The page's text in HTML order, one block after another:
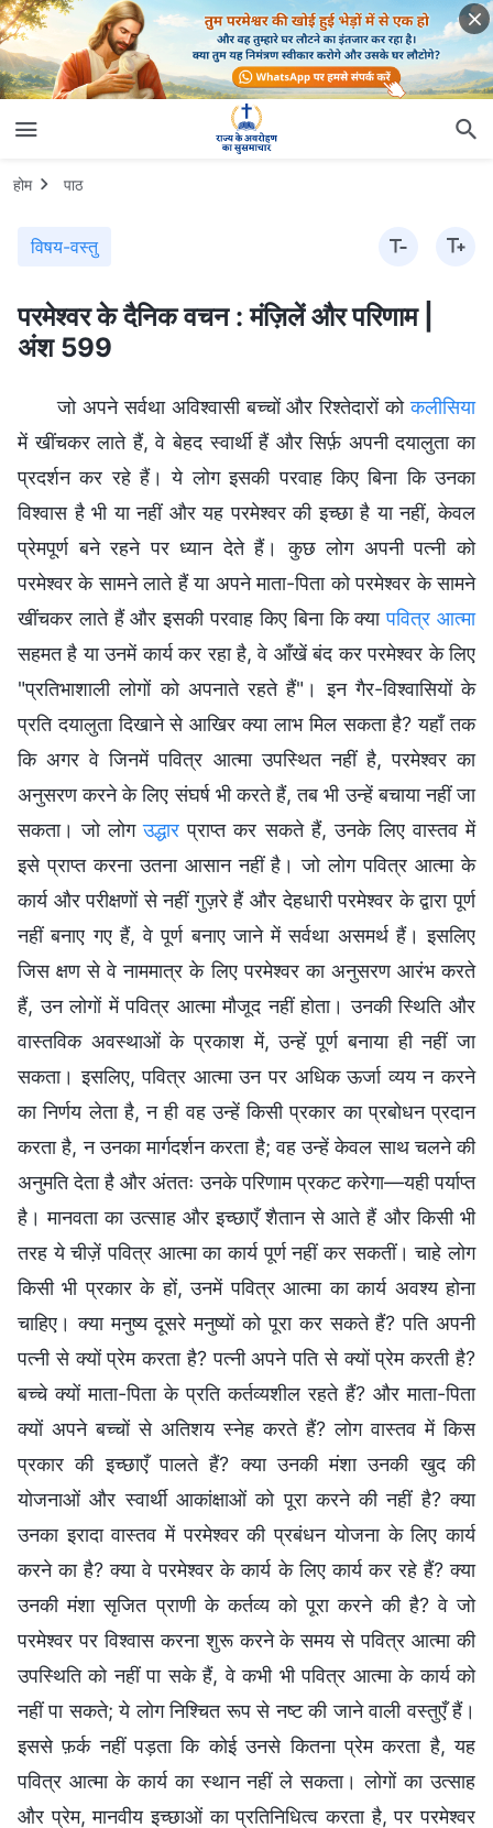
होम पाठ
विषय-वस्तु
परमेश्वर के दैनिक वचन : मंज़िलें और परिणाम |
अंश 599
जो अपने सर्वथा अविश्वासी बच्चों और रिश्तेदारों कोकलीसिया
में खींचकर लाते हैं, वे बेहद स्वार्थी हैं और सिर्फ़ अपनी दयालुता का
प्रदर्शन कर रहे हैं। ये लोग इसकी परवाह किए बिना कि उनका
विश्वास है भी या नहीं और यह परमेश्वर की इच्छा है या नहीं, केवल
प्रेमपूर्ण बने रहने पर ध्यान देते हैं। कुछ लोग अपनी पत्नी को
परमेश्वर के सामने लाते हैं या अपने माता-पिता को परमेश्वर के सामने
खींचकर लाते हैं और इसकी परवाह किए बिना कि क्यापवित्र आत्मा
सहमत है या उनमें कार्य कर रहा है, वे आँखें बंद कर परमेश्वर के लिए
"प्रतिभाशाली लोगों को अपनाते रहते हैं"। इन गैर-विश्वासियों के
प्रति दयालुता दिखाने से आखिर क्या लाभ मिल सकता है? यहाँ तक
कि अगर वे जिनमें पवित्र आत्मा उपस्थित नहीं है, परमेश्वर का
अनुसरण करने के लिए संघर्ष भी करते हैं, तब भी उन्हें बचाया नहीं जा
सकता। जो लोगउद्धार प्राप्त कर सकते हैं, उनके लिए वास्तव में
इसे प्राप्त करना उतना आसान नहीं है। जो लोग पवित्र आत्मा के
कार्य और परीक्षणों से नहीं गुज़रे हैं और देहधारी परमेश्वर के द्वारा पूर्ण
नहीं बनाए गए हैं, वे पूर्ण बनाए जाने में सर्वथा असमर्थ हैं। इसलिए
जिस क्षण से वे नाममात्र के लिए परमेश्वर का अनुसरण आरंभ करते
हैं, उन लोगों में पवित्र आत्मा मौजूद नहीं होता। उनकी स्थिति और
वास्तविक अवस्थाओं के प्रकाश में, उन्हें पूर्ण बनाया ही नहीं जा
सकता। इसलिए, पवित्र आत्मा उन पर अधिक ऊर्जा व्यय न करने
का निर्णय लेता है, न ही वह उन्हें किसी प्रकार का प्रबोधन प्रदान
करता है, न उनका मार्गदर्शन करता है; वह उन्हें केवल साथ चलने की
अनुमति देता है और अंततः उनके परिणाम प्रकट करेगा—यही पर्याप्त
है। मानवता का उत्साह और इच्छाएँ शैतान से आते हैं और किसी भी
तरह ये चीज़ें पवित्र आत्मा का कार्य पूर्ण नहीं कर सकतीं। चाहे लोग
किसी भी प्रकार के हों, उनमें पवित्र आत्मा का कार्य अवश्य होना
चाहिए। क्या मनुष्य दूसरे मनुष्यों को पूरा कर सकते हैं? पति अपनी
पत्नी से क्यों प्रेम करता है? पत्नी अपने पति से क्यों प्रेम करती है?
बच्चे क्यों माता-पिता के प्रति कर्तव्यशील रहते हैं? और माता-पिता
क्यों अपने बच्चों से अतिशय स्नेह करते हैं? लोग वास्तव में किस
प्रकार की इच्छाएँ पालते हैं? क्या उनकी मंशा उनकी खुद की
योजनाओं और स्वार्थी आकांक्षाओं को पूरा करने की नहीं है? क्या
उनका इरादा वास्तव में परमेश्वर की प्रबंधन योजना के लिए कार्य
करने का है? क्या वे परमेश्वर के कार्य के लिए कार्य कर रहे हैं? क्या
उनकी मंशा सृजित प्राणी के कर्तव्य को पूरा करने की है? वे जो
परमेश्वर पर विश्वास करना शुरू करने के समय से पवित्र आत्मा की
उपस्थिति को नहीं पा सके हैं, वे कभी भी पवित्र आत्मा के कार्य को
नहीं पा सकते; ये लोग निश्चित रूप से नष्ट की जाने वाली वस्तुएँ हैं।
इससे फ़र्क नहीं पड़ता कि कोई उनसे कितना प्रेम करता है, यह
पवित्र आत्मा के कार्य का स्थान नहीं ले सकता। लोगों का उत्साह
और प्रेम, मानवीय इच्छाओं का प्रतिनिधित्व करता है, पर परमेश्वर